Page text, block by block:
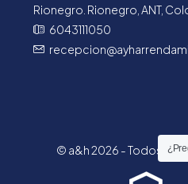
Rionegro. Rionegro, ANT,
6043111050
© a&h 2026 - Todos los